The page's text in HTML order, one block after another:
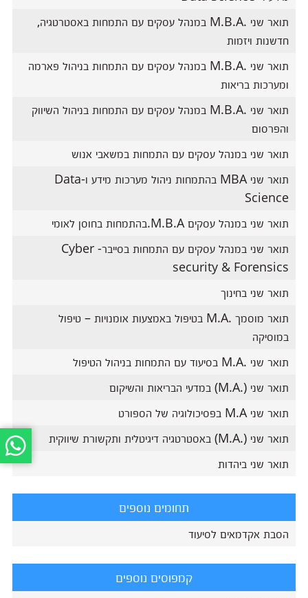
תואר שני .M.B.A במנהל עסקים עם התמחות באסטרטגיה,
חדשנות ויזמות
תואר שני .M.B.A במנהל עסקים עם התמחות בניהול פארמה
ומערכות בריאות
תואר שני .M.B.A במנהל עסקים עם התמחות בניהול השיווק
והפרסום
תואר שני במנהל עסקים עם התמחות במשאבי אנוש
תואר שני MBA בהתמחות ניהול מערכות מידע ו-Data
Science
תואר שני במנהל עסקים M.B.A.בהתמחות בחוסן לאומי
תואר שני במנהל עסקים עם התמחות בסייבר- Cyber
security & Forensics
תואר שני בחינוך
תואר מוסמך .M.A בטיפול באמצעות אומנויות – טיפול
במוסיקה
תואר שני .M.A בסיעוד עם התמחות בניהול הטיפול
תואר שני (.M.A) במדעי הבריאות והשיקום
תואר שני M.A בפסיכולוגיה של הספורט
תואר שני (.M.A) באסטרטגיה דיגיטלית ותקשורת שיווקית
תואר שני ביהדות
תחומים נוספים
הסבת אקדמאים לסיעוד
קמפוסים נוספים